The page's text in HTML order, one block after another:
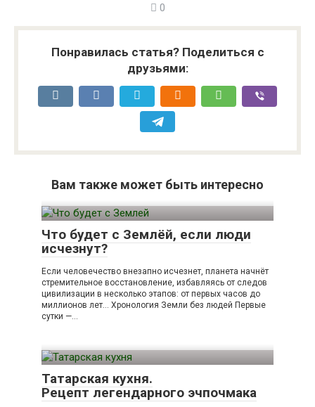
0
Понравилась статья? Поделиться с
друзьями:
Вам также может быть интересно
Что будет с Землёй, если люди
исчезнут?
Если человечество внезапно исчезнет, планета начнёт
стремительное восстановление, избавляясь от следов
цивилизации в несколько этапов: от первых часов до
миллионов лет… Хронология Земли без людей Первые
сутки —…
Татарская кухня.
Рецепт легендарного эчпочмака